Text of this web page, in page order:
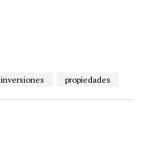
inversiones propiedades